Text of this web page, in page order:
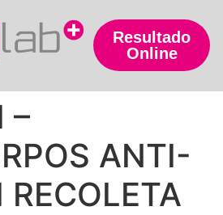
Resultado
Online
–
ANTI-
RECOLETA